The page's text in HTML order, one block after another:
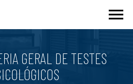
menu
GERAL DE TESTES